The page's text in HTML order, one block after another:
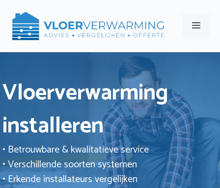
naar
Menu
Vloerverwarming
installeren
• Betrouwbare & kwalitatieve service
• Verschillende soorten systemen
• Erkende installateurs vergelijken